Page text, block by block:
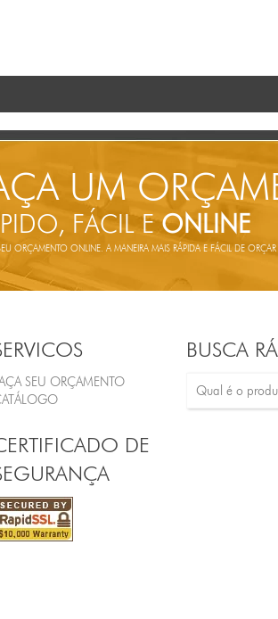
UM
FÁCIL EONLINE
ORÇAMENTO ONLINE. A MANEIRA MAIS RÁPIDA E FÁCIL DE ORÇAR
SEU ORÇAMENTO
DE
BUSCA